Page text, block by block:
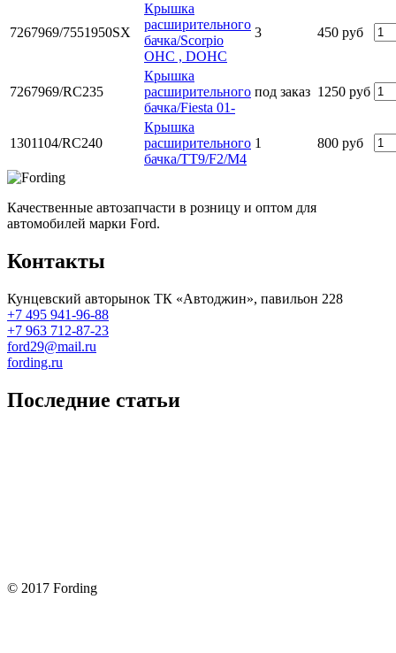
7267969/7551950SX
Крышка
расширительного
бачка/Scorpio
OHC , DOHC
3 450 руб
7267969/RC235
Крышка
расширительного
бачка/Fiesta 01-
под заказ 1250 руб
1301104/RC240
Крышка
расширительного
бачка/TT9/F2/M4
1 800 руб
Качественные автозапчасти в розницу и оптом для
автомобилей марки Ford.
Контакты
Кунцевский авторынок ТК «Автоджин», павильон 228
+7 495 941-96-88
+7 963 712-87-23
ford29@mail.ru
fording.ru
Последние статьи
© 2017 Fording